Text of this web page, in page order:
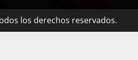
los derechos reservados.